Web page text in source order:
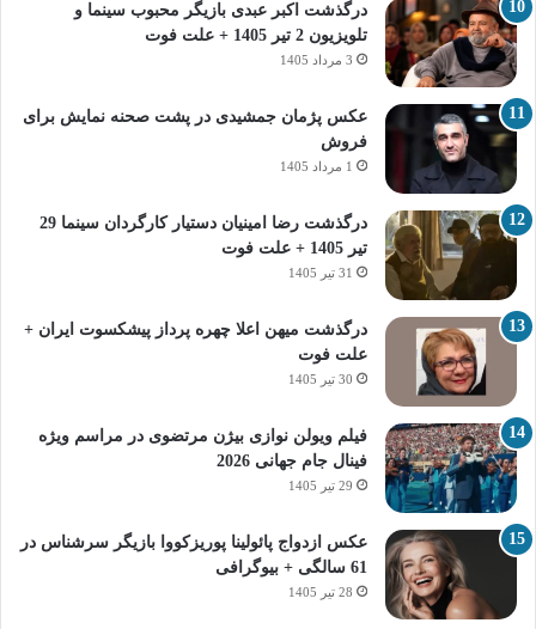
درگذشت اکبر عبدی بازیگر محبوب سینما و
تلویزیون 2 تیر 1405 + علت فوت
3 مرداد 1405
عکس پژمان جمشیدی در پشت صحنه نمایش برای
فروش
1 مرداد 1405
درگذشت رضا امینیان دستیار کارگردان سینما 29
تیر 1405 + علت فوت
31 تیر 1405
درگذشت میهن اعلا چهره پرداز پیشکسوت ایران +
علت فوت
30 تیر 1405
فیلم ویولن نوازی بیژن مرتضوی در مراسم ویژه
فینال جام جهانی 2026
29 تیر 1405
عکس ازدواج پائولینا پوریزکووا بازیگر سرشناس در
61 سالگی + بیوگرافی
28 تیر 1405